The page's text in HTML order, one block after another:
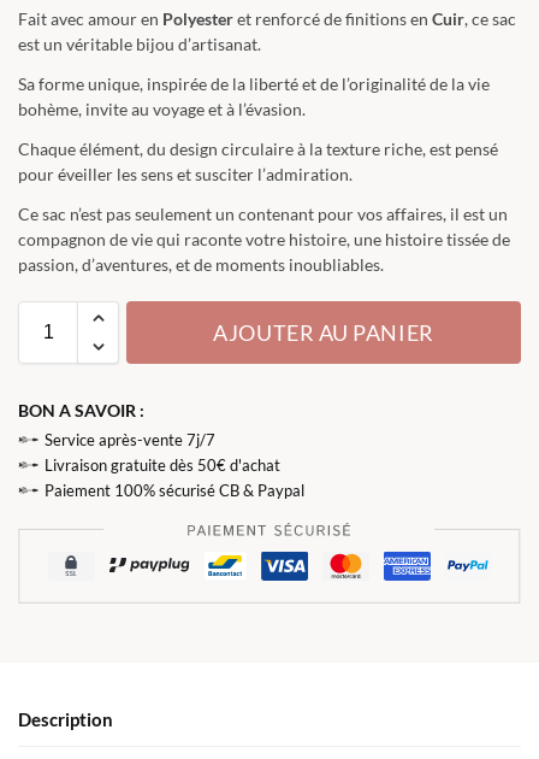
Fait avec amour en Polyesteret renforcé de finitions en Cuir, ce sac
est un véritable bijou d’artisanat.
Sa forme unique, inspirée de la liberté et de l’originalité de la vie
bohème, invite au voyage et à l’évasion.
Chaque élément, du design circulaire à la texture riche, est pensé
pour éveiller les sens et susciter l’admiration.
Ce sac n’est pas seulement un contenant pour vos affaires, il est un
compagnon de vie qui raconte votre histoire, une histoire tissée de
passion, d’aventures, et de moments inoubliables.
AJOUTER AU PANIER
BON A SAVOIR :
Service après-vente 7j/7
Livraison gratuite dès 50€ d'achat
Paiement 100% sécurisé CB & Paypal
Description